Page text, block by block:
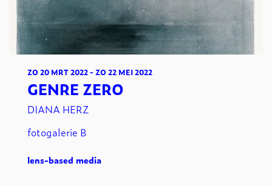
GENRE ZERO
DIANA HERZ
ZO 20 MRT 2022- ZO 22 MEI 2022
fotogalerie B
lens-based media